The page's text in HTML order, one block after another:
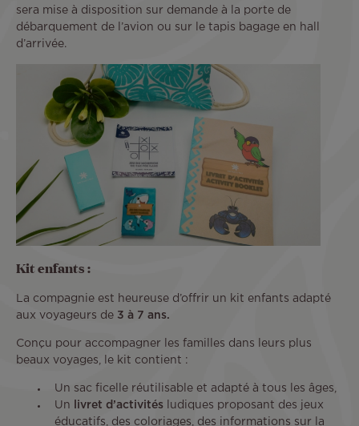
sera mise à disposition sur demande à la porte de
débarquement de l’avion ou sur le tapis bagage en hall
d’arrivée.
Kit enfants :
La compagnie est heureuse d’offrir un kit enfants adapté
aux voyageurs de 3 à 7 ans.
Conçu pour accompagner les familles dans leurs plus
beaux voyages, le kit contient :
Un sac ficelle réutilisable et adapté à tous les âges,
Un
livret d’activités ludiques proposant des jeux
éducatifs, des coloriages, des informations sur la